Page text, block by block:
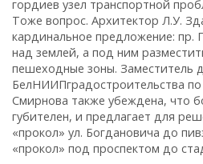
гордиев узел транспортной
Тоже вопрос. Архитектор Л.У.
кардинальное предложение: пр.
над землей, а под ним
пешеходные зоны. Заместитель
БелНИИПградостроительства
Смирнова также убеждена, что
губителен, и предлагает для
«прокол» ул. Богдановича до
«прокол» под проспектом до